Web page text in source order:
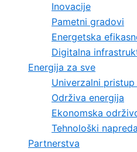
Inovacije
Pametni gradovi
Energetska
Digitalna
Energija za sve
Univerzalni pristup
Održiva energija
Ekonomska
Tehnološki
Partnerstva